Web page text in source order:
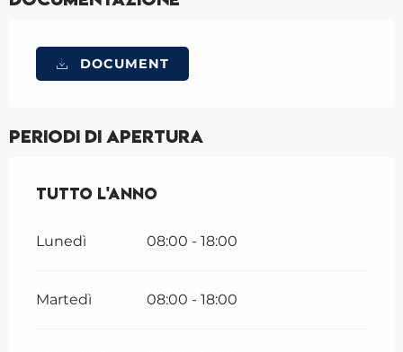
DOCUMENT
Periodi di apertura
Tutto l'anno
Tutto l'anno
Lunedì 08:00 - 18:00
Martedì 08:00 - 18:00